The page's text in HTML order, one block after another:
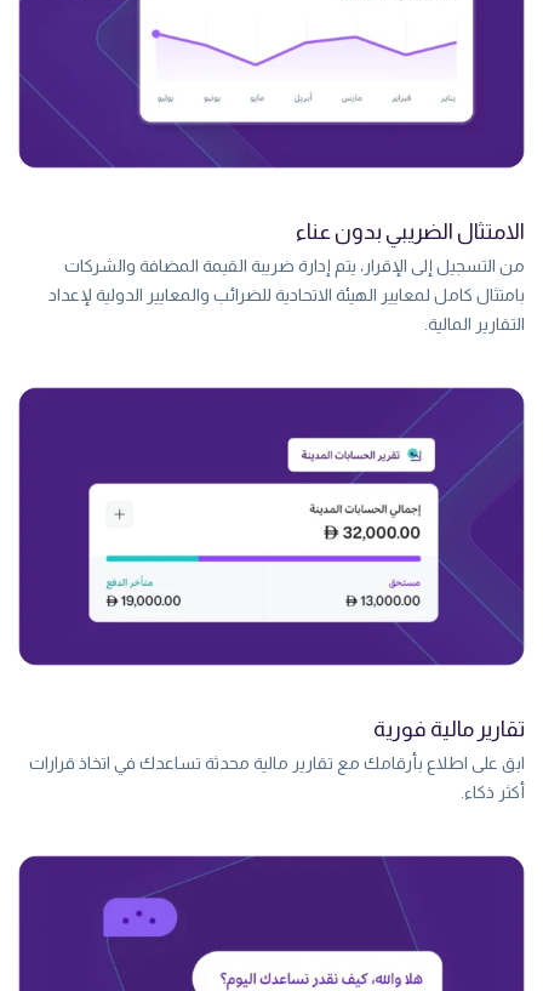
الامتثال الضريبي بدون عناء
من التسجيل إلى الإقرار، يتم إدارة ضريبة القيمة المضافة والشركات
بامتثال كامل لمعايير الهيئة الاتحادية للضرائب والمعايير الدولية لإعداد
التقارير المالية.
تقارير مالية فورية
ابق على اطلاع بأرقامك مع تقارير مالية محدثة تساعدك في اتخاذ قرارات
أكثر ذكاء.